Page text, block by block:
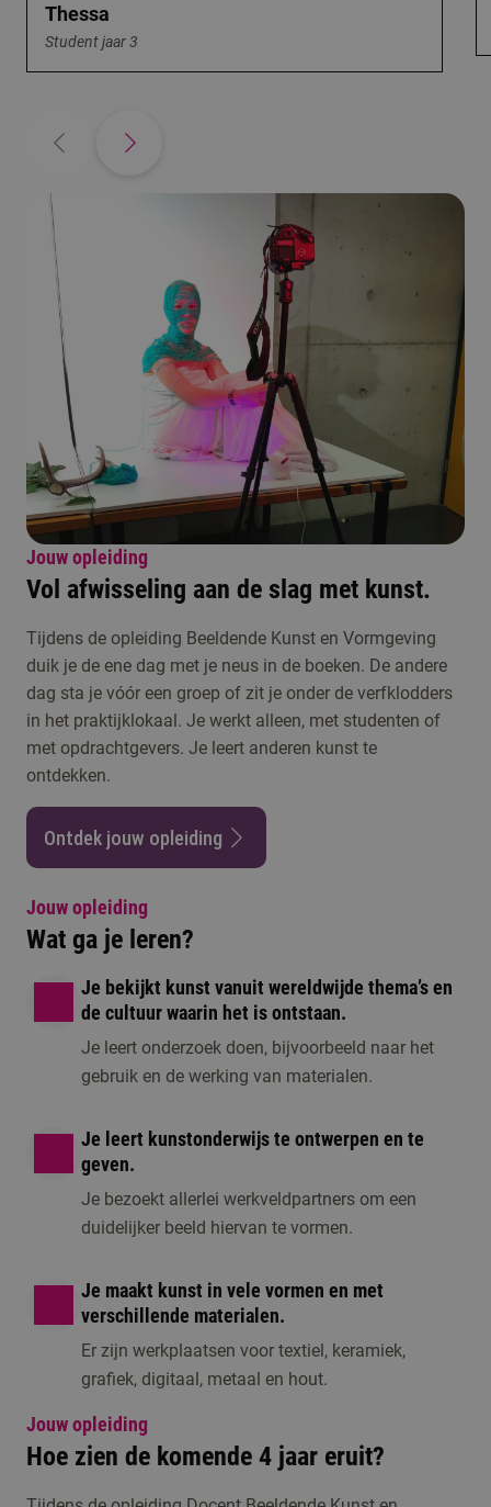
Thessa
Student jaar 3
Jouw opleiding
Vol afwisseling aan de slag met kunst.
Tijdens de opleiding Beeldende Kunst en Vormgeving
duik je de ene dag met je neus in de boeken. De andere
dag sta je vóór een groep of zit je onder de verfklodders
in het praktijklokaal. Je werkt alleen, met studenten of
met opdrachtgevers. Je leert anderen kunst te
ontdekken.
Ontdek jouw opleiding
Jouw opleiding
Wat ga je leren?
Je bekijkt kunst vanuit wereldwijde thema’s en
de cultuur waarin het is ontstaan.
Je leert onderzoek doen, bijvoorbeeld naar het
gebruik en de werking van materialen.
Je leert kunstonderwijs te ontwerpen en te
geven.
Je bezoekt allerlei werkveldpartners om een
duidelijker beeld hiervan te vormen.
Je maakt kunst in vele vormen en met
verschillende materialen.
Er zijn werkplaatsen voor textiel, keramiek,
grafiek, digitaal, metaal en hout.
Jouw opleiding
Hoe zien de komende 4 jaar eruit?